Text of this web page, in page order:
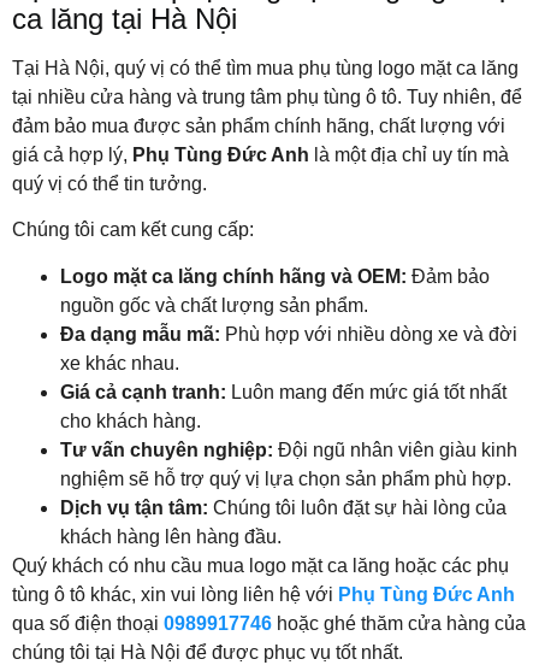
ca lăng tại Hà Nội
Tại Hà Nội, quý vị có thể tìm mua phụ tùng logo mặt ca lăng
tại nhiều cửa hàng và trung tâm phụ tùng ô tô. Tuy nhiên, để
đảm bảo mua được sản phẩm chính hãng, chất lượng với
giá cả hợp lý, Phụ Tùng Đức Anh là một địa chỉ uy tín mà
quý vị có thể tin tưởng.
Chúng tôi cam kết cung cấp:
Logo mặt ca lăng chính hãng và OEM: Đảm bảo
nguồn gốc và chất lượng sản phẩm.
Đa dạng mẫu mã: Phù hợp với nhiều dòng xe và đời
xe khác nhau.
Giá cả cạnh tranh: Luôn mang đến mức giá tốt nhất
cho khách hàng.
Tư vấn chuyên nghiệp: Đội ngũ nhân viên giàu kinh
nghiệm sẽ hỗ trợ quý vị lựa chọn sản phẩm phù hợp.
Dịch vụ tận tâm: Chúng tôi luôn đặt sự hài lòng của
khách hàng lên hàng đầu.
Quý khách có nhu cầu mua logo mặt ca lăng hoặc các phụ
tùng ô tô khác, xin vui lòng liên hệ với Phụ Tùng Đức Anh
qua số điện thoại 0989917746 hoặc ghé thăm cửa hàng của
chúng tôi tại Hà Nội để được phục vụ tốt nhất.